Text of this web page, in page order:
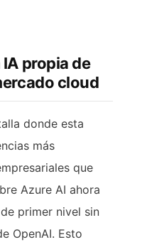
propia de
cloud
donde esta
más
que
Azure AI ahora
primer nivel sin
OpenAI. Esto